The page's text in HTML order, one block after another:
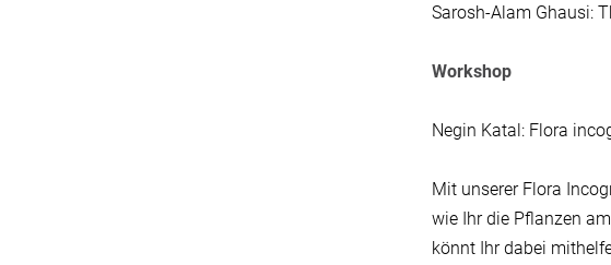
Sarosh-Alam Ghausi:
Workshop
Negin Katal: Flora
Mit unserer Flora
wie Ihr die Pflanzen
könnt Ihr dabei